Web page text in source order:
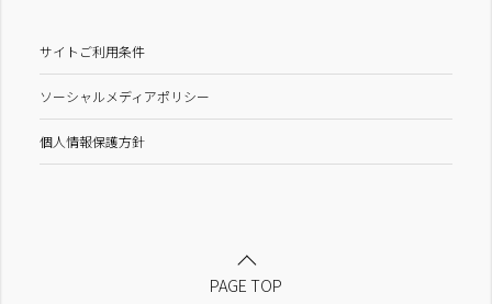
サイトご利用条件
ソーシャルメディアポリシー
個人情報保護方針
PAGE TOP